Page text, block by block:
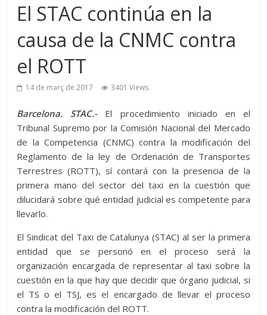
El STAC continúa en la
causa de la CNMC contra
el ROTT
14 de març de 2017 3401 Views
Barcelona. STAC.-El procedimiento iniciado en el
Tribunal Supremo por la Comisión Nacional del Mercado
de la Competencia (CNMC) contra la modificación del
Reglamento de la ley de Ordenación de Transportes
Terrestres (ROTT), sí contará con la presencia de la
primera mano del sector del taxi en la cuestión que
dilucidará sobre qué entidad judicial es competente para
llevarlo.
El Sindicat del Taxi de Catalunya (STAC) al ser la primera
entidad que se personó en el proceso será la
organización encargada de representar al taxi sobre la
cuestión en la que hay que decidir que órgano judicial, si
el TS o el TSJ, es el encargado de llevar el proceso
contra la modificación del ROTT.